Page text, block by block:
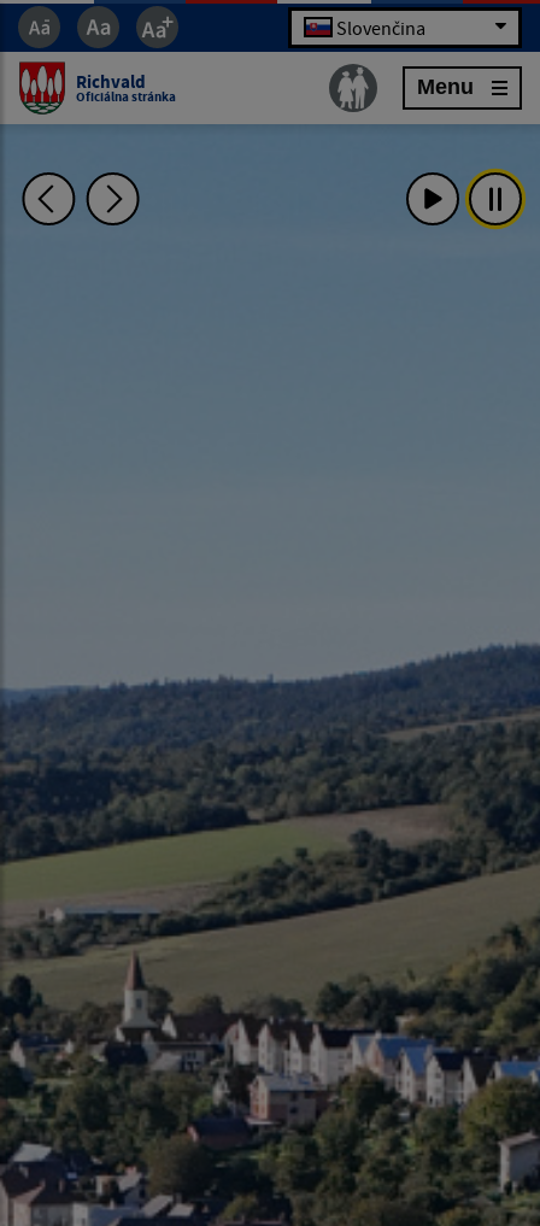
Slovenčina
Richvald
Oficiálna stránka Menu